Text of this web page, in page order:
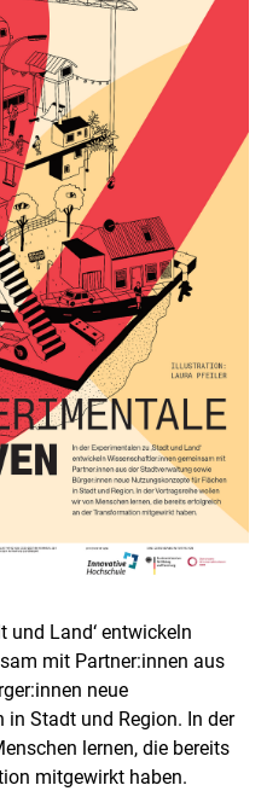
und Land‘ entwickeln
mit Partner:innen aus
neue
Stadt und Region. In der
lernen, die bereits
mitgewirkt haben.